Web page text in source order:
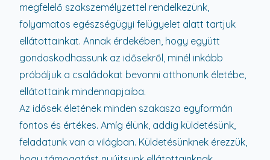
megfelelő szakszemélyzettel rendelkezünk,
folyamatos egészségügyi felügyelet alatt tartjuk
ellátottainkat. Annak érdekében, hogy együtt
gondoskodhassunk az idősekről, minél inkább
próbáljuk a családokat bevonni otthonunk életébe,
ellátottaink mindennapjaiba.
Az idősek életének minden szakasza egyformán
fontos és értékes. Amíg élünk, addig küldetésünk,
feladatunk van a világban. Küldetésünknek érezzük,